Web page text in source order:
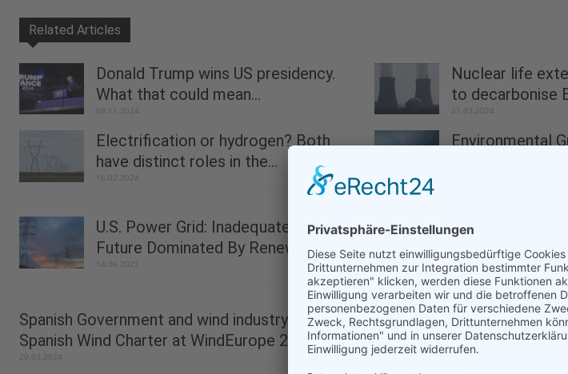
Related Articles
Donald Trump wins US presidency.
What that could mean...
08.11.2024
Nuclear life
to decarbonise
21.03.2024
Electrification or hydrogen? Both
have distinct roles in the...
16.02.2024
Environmental
U.S. Power Grid: Inadequate For
Future Dominated By Renewables?
14.06.2023
Ontario
opportunity to
07.10.2022
Spanish Government and wind industry sign
Spanish Wind Charter at WindEurope 2024 in...
20.03.2024
WWF responds to IEA
report
11.01.2024